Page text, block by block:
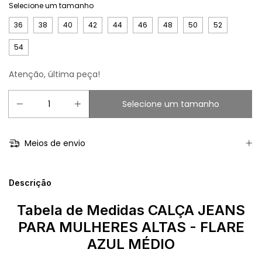
Selecione um tamanho
36
38 40 42 44 46 48 50 52
54
Atenção, última peça!
Meios de envio
Descrição
Tabela de Medidas CALÇA JEANS
PARA MULHERES ALTAS - FLARE
AZUL MÉDIO